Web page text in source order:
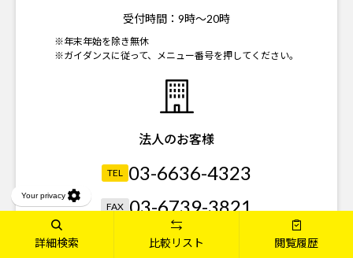
詳細検索 比較リスト 閲覧履歴
受付時間： 9時～20時
※年末年始を除き無休
※ガイダンスに従って、メニュー番号を押してください。
法人のお客様
TEL 03-6636-4323
FAX 03-6739-3821
受付時間：平日 9時～18時